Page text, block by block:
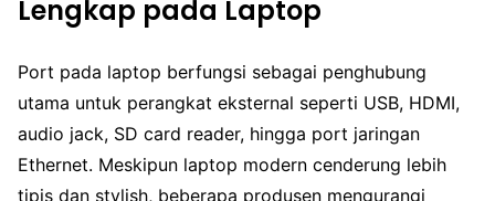
Lengkap pada Laptop
Port pada laptop berfungsi sebagai penghubung
utama untuk perangkat eksternal seperti USB, HDMI,
audio jack, SD card reader, hingga port jaringan
Ethernet. Meskipun laptop modern cenderung lebih
tipis dan stylish, beberapa produsen mengurangi